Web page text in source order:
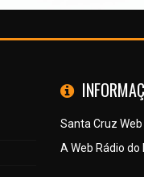
Santa Cruz Web
A Web Rádio do